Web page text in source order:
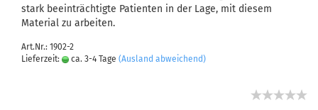
stark beeinträchtigte Patienten in der Lage, mit diesem
Material zu arbeiten.
Art.Nr.: 1902-2
Lieferzeit:
ca. 3-4 Tage (Ausland abweichend)